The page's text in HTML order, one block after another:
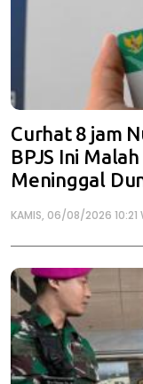
Curhat 8 jam
BPJS Ini
Meninggal
KAMIS, 06/08/2026 10:21